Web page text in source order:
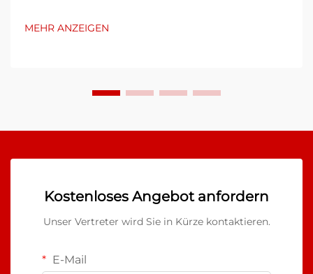
gewährleistet. Bei dieser speziellen Schutzmethode
MEHR ANZEIGEN
Kostenloses Angebot anfordern
Unser Vertreter wird Sie in Kürze kontaktieren.
E-Mail